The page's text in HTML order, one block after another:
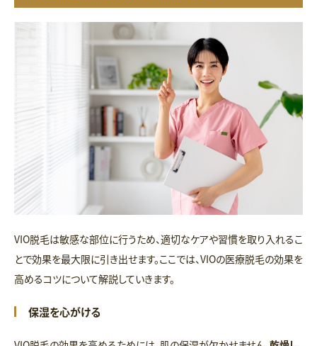
VIO脱毛は敏感な部位に行うため、適切なケアや習慣を取り入れるこ
とで効果を最大限に引き出せます。ここでは、VIOの医療脱毛の効果を
高めるコツについて解説していきます。
保湿を心がける